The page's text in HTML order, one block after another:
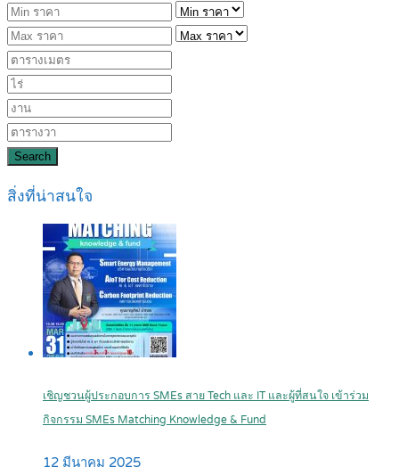
Search
สิ่งที่น่าสนใจ
เชิญชวนผู้ประกอบการ SMEs สาย Tech และ IT และผู้ที่สนใจ เข้าร่วม
กิจกรรม SMEs Matching Knowledge & Fund
12 มีนาคม 2025